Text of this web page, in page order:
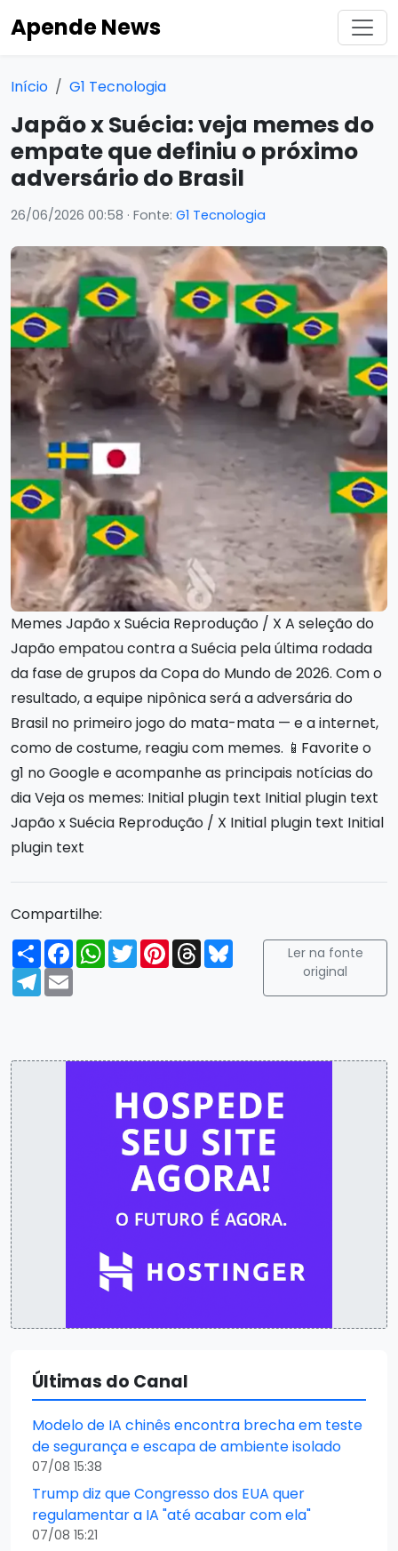
Apende News
Início G1 Tecnologia
Japão x Suécia: veja memes do
empate que definiu o próximo
adversário do Brasil
26/06/2026 00:58 · Fonte: G1 Tecnologia
Memes Japão x Suécia Reprodução / X A seleção do
Japão empatou contra a Suécia pela última rodada
da fase de grupos da Copa do Mundo de 2026. Com o
resultado, a equipe nipônica será a adversária do
Brasil no primeiro jogo do mata-mata — e a internet,
como de costume, reagiu com memes. 📱Favorite o
g1 no Google e acompanhe as principais notícias do
dia Veja os memes: Initial plugin text Initial plugin text
Japão x Suécia Reprodução / X Initial plugin text Initial
plugin text
Compartilhe:
Compartilhar
FacebookWhatsApp
TwitterPinterest
ThreadsBluesky
Telegram
Email
Ler na fonte
original
Últimas do Canal
Modelo de IA chinês encontra brecha em teste
de segurança e escapa de ambiente isolado
07/08 15:38
Trump diz que Congresso dos EUA quer
regulamentar a IA "até acabar com ela"
07/08 15:21